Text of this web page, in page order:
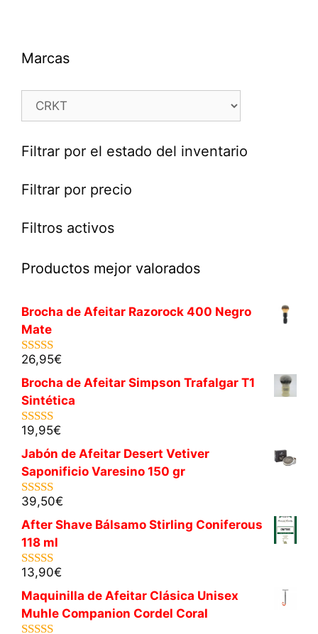
Marcas
Filtrar por el estado del inventario
Filtrar por precio
Filtros activos
Productos mejor valorados
Brocha de Afeitar Razorock 400 Negro
Mate
5.00de 5
26,95€
Brocha de Afeitar Simpson Trafalgar T1
Sintética
5.00de 5
19,95€
Jabón de Afeitar Desert Vetiver
Saponificio Varesino 150 gr
5.00de 5
39,50€
After Shave Bálsamo Stirling Coniferous
118 ml
5.00de 5
13,90€
Maquinilla de Afeitar Clásica Unisex
Muhle Companion Cordel Coral